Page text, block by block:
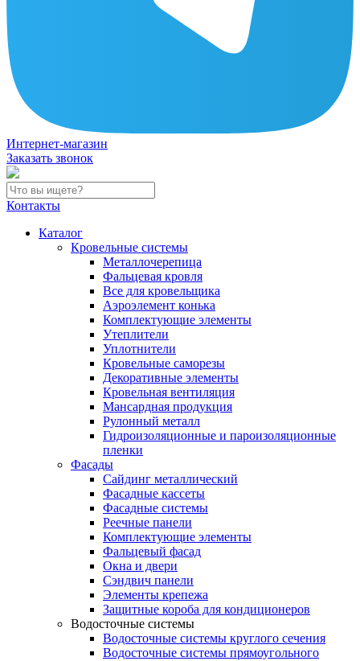
Интернет-магазин
Заказать звонок
Контакты
Каталог
Кровельные системы
Металлочерепица
Фальцевая кровля
Все для кровельщика
Аэроэлемент конька
Комплектующие элементы
Утеплители
Уплотнители
Кровельные саморезы
Декоративные элементы
Кровельная вентиляция
Мансардная продукция
Рулонный металл
Гидроизоляционные и пароизоляционные
пленки
Фасады
Сайдинг металлический
Фасадные кассеты
Фасадные системы
Реечные панели
Комплектующие элементы
Фальцевый фасад
Окна и двери
Сэндвич панели
Элементы крепежа
Защитные короба для кондиционеров
Водосточные системы
Водосточные системы круглого сечения
Водосточные системы прямоугольного